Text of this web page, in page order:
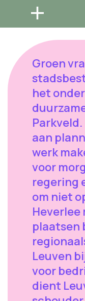
Groen
het
aan
werk
voor
regering
om niet
Heverlee
plaatsen
Leuven
voor
dient